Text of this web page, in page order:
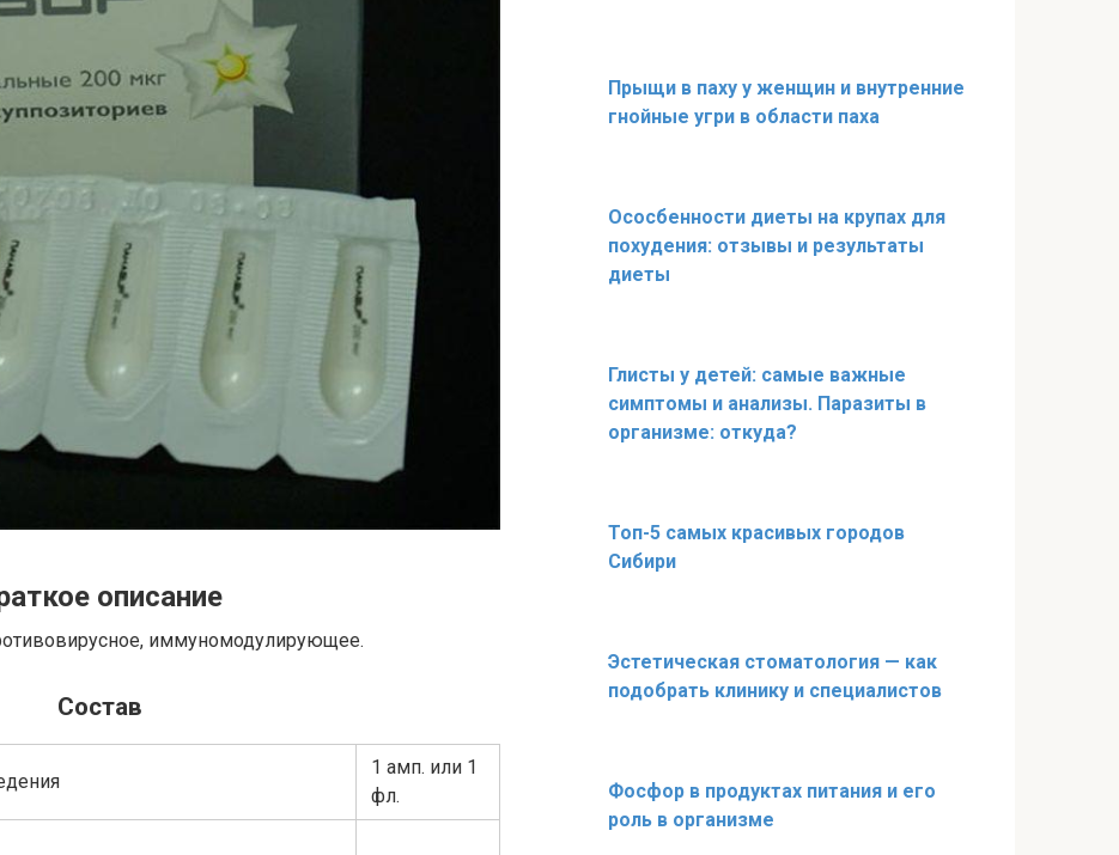
описание
иммуномодулирующее.
Состав
1 амп. или 1
фл.
Прыщи в паху у женщин и внутренние
гнойные угри в области паха
Ососбенности диеты на крупах для
похудения: отзывы и результаты
диеты
Глисты у детей: самые важные
симптомы и анализы. Паразиты в
организме: откуда?
Топ-5 самых красивых городов
Сибири
Эстетическая стоматология — как
подобрать клинику и специалистов
Фосфор в продуктах питания и его
роль в организме